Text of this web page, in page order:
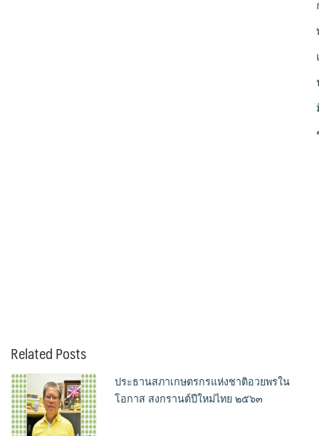
Related Posts
ประธานสภาเกษตรกรแห่งชาติอวยพรใน
โอกาส สงกรานต์ปีใหม่ไทย ๒๕๖๓